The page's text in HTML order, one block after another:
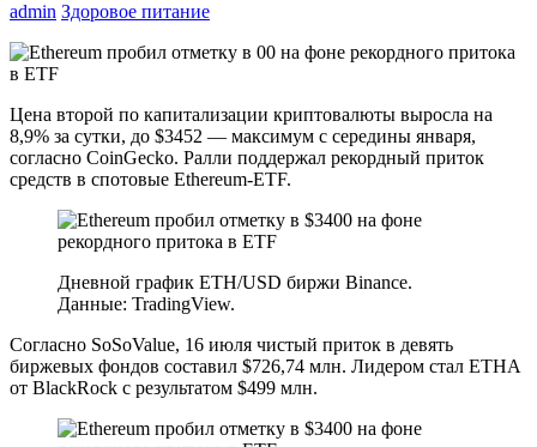
admin Здоровое питание
Цена второй по капитализации криптовалюты выросла на
8,9% за сутки, до $3452 — максимум с середины января,
согласно CoinGecko. Ралли поддержал рекордный приток
средств в спотовые Ethereum-ETF.
Дневной график ETH/USD биржи Binance.
Данные: TradingView.
Согласно SoSoValue, 16 июля чистый приток в девять
биржевых фондов составил $726,74 млн. Лидером стал ETHA
от BlackRock с результатом $499 млн.